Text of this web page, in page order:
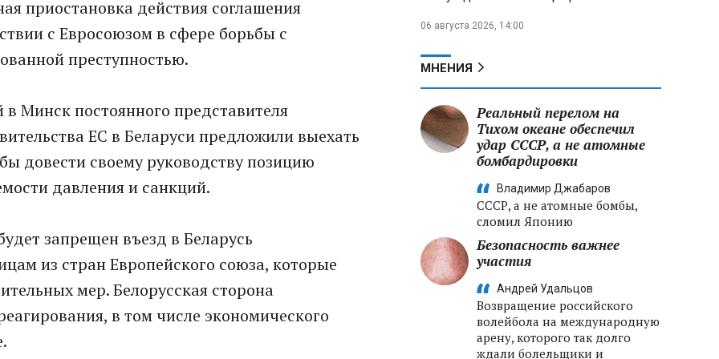
приостановка действия соглашения
с Евросоюзом в сфере борьбы с
преступностью.
Минск постоянного представителя
ЕС в Беларуси предложили выехать
довести своему руководству позицию
давления и санкций.
запрещен въезд в Беларусь
из стран Европейского союза, которые
мер. Белорусская сторона
в том числе экономического
06 августа 2026, 14:00
МНЕНИЯ
Реальный перелом на
Тихом океане обеспечил
удар СССР, а не атомные
бомбардировки
Владимир Джабаров
СССР, а не атомные бомбы,
сломил Японию
Безопасность важнее
участия
Андрей Удальцов
Возвращение российского
волейбола на международную
арену, которого так долго
ждали болельщики и